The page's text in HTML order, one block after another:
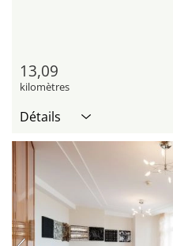
13,09
kilomètres
Détails